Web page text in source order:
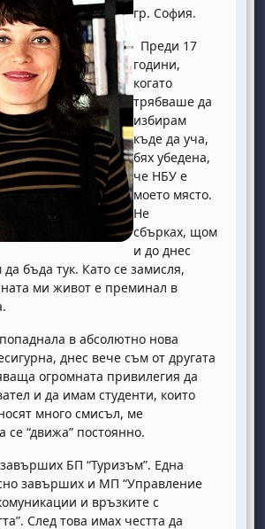
гр. София.
Преди 17
години,
когато
трябваше да
избирам
къде да уча,
бях убедена,
че НБУ е
моето място.
Не
сбърках, щом
и до днес
бъда тук. Като се замисля,
ми живот е преминал в
в абсолютно нова
днес вече съм от другата
огромната привилегия да
и да имам студенти, които
много смисъл, ме
се “движа” постоянно.
БП “Туризъм”. Една
завърших и МП “Управление
и връзките с
След това имах честта да